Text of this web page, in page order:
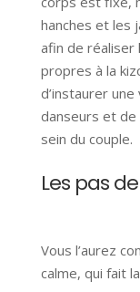
hanches et les
afin de réaliser
propres à la
d’instaurer
danseurs et de
sein du couple.
Les pas
Vous l’aurez
calme, qui fait